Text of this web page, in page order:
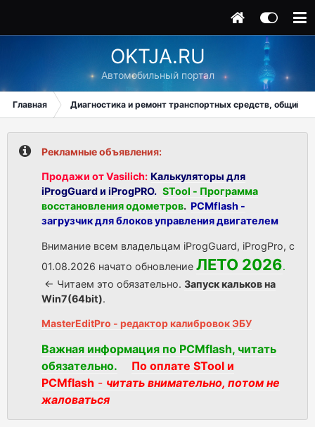
OKTJA.RU
Автомобильный портал
Главная Диагностика и ремонт транспортных средств, общий
Рекламные объявления:
Продажи от Vasilich: Калькуляторы для
iProgGuard и iProgPRO. STool - Программа
восстановления одометров. PCMflash -
загрузчик для блоков управления двигателем
Внимание всем владельцам iProgGuard, iProgPro, с
01.08.2026 начато обновление ЛЕТО 2026.
<- Читаем это обязательно. Запуск кальков на
Win7(64bit).
MasterEditPro - редактор калибровок ЭБУ
Важная информация по PCMflash, читать
обязательно.
По оплате STool и
PCMflash - читать внимательно, потом не
жаловаться